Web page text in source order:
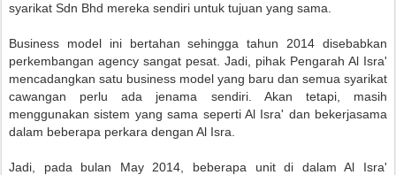
syarikat Sdn Bhd mereka sendiri untuk tujuan yang sama.
Business model ini bertahan sehingga tahun 2014 disebabkan
perkembangan agency sangat pesat. Jadi, pihak Pengarah Al Isra'
mencadangkan satu business model yang baru dan semua syarikat
cawangan perlu ada jenama sendiri. Akan tetapi, masih
menggunakan sistem yang sama seperti Al Isra' dan bekerjasama
dalam beberapa perkara dengan Al Isra.
Jadi, pada bulan May 2014, beberapa unit di dalam Al Isra'